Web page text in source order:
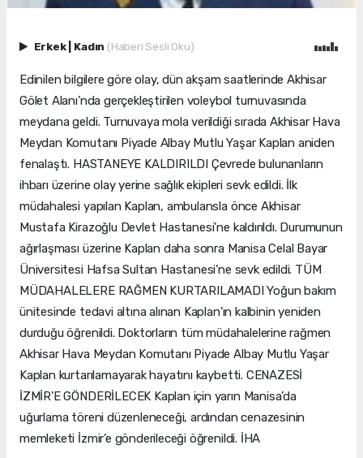
Erkek Kadın (Haberi Sesli Oku)
Edinilen bilgilere göre olay, dün akşam saatlerinde Akhisar
Gölet Alanı’nda gerçekleştirilen voleybol turnuvasında
meydana geldi. Turnuvaya mola verildiği sırada Akhisar Hava
Meydan Komutanı Piyade Albay Mutlu Yaşar Kaplan aniden
fenalaştı. HASTANEYE KALDIRILDI Çevrede bulunanların
ihbarı üzerine olay yerine sağlık ekipleri sevk edildi. İlk
müdahalesi yapılan Kaplan, ambulansla önce Akhisar
Mustafa Kirazoğlu Devlet Hastanesi’ne kaldırıldı. Durumunun
ağırlaşması üzerine Kaplan daha sonra Manisa Celal Bayar
Üniversitesi Hafsa Sultan Hastanesi’ne sevk edildi. TÜM
MÜDAHALELERE RAĞMEN KURTARILAMADI Yoğun bakım
ünitesinde tedavi altına alınan Kaplan’ın kalbinin yeniden
durduğu öğrenildi. Doktorların tüm müdahalelerine rağmen
Akhisar Hava Meydan Komutanı Piyade Albay Mutlu Yaşar
Kaplan kurtarılamayarak hayatını kaybetti. CENAZESİ
İZMİR’E GÖNDERİLECEK Kaplan için yarın Manisa’da
uğurlama töreni düzenleneceği, ardından cenazesinin
memleketi İzmir’e gönderileceği öğrenildi. İHA